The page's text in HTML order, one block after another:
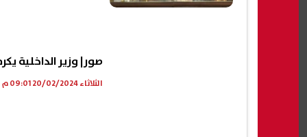
صور| وزير الداخلية
الثلاثاء 20/02/2024 09:01 م